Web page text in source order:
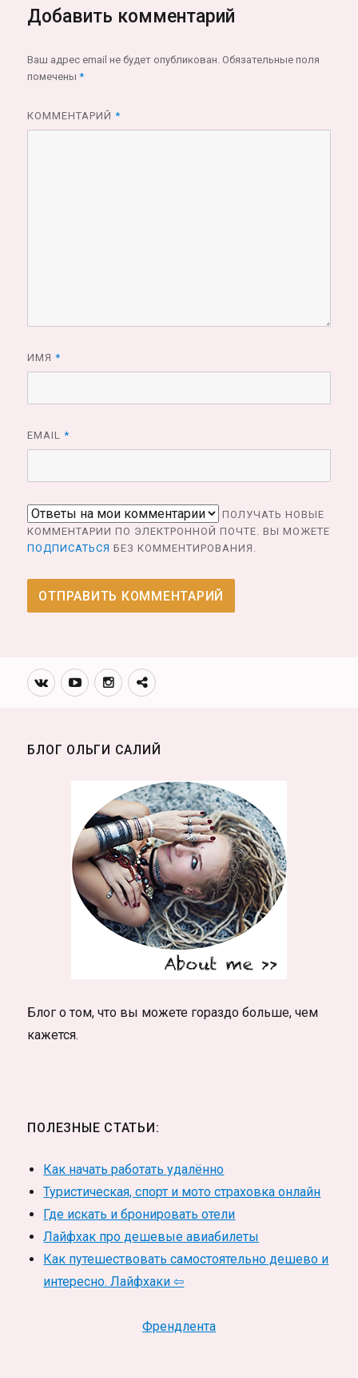
Добавить комментарий
Ваш адрес email не будет опубликован. Обязательные поля
помечены*
КОММЕНТАРИЙ*
ИМЯ*
EMAIL*
ПОЛУЧАТЬ НОВЫЕ
КОММЕНТАРИИ ПО ЭЛЕКТРОННОЙ ПОЧТЕ. ВЫ МОЖЕТЕ
ПОДПИСАТЬСЯ БЕЗ КОММЕНТИРОВАНИЯ.
Вконтакте
YoutubeИнстаграмм
Телеграм
БЛОГ ОЛЬГИ САЛИЙ
Блог о том, что вы можете гораздо больше, чем
кажется.
ПОЛЕЗНЫЕ СТАТЬИ:
Как начать работать удалённо
Туристическая, спорт и мото страховка онлайн
Где искать и бронировать отели
Лайфхак про дешевые авиабилеты
Как путешествовать самостоятельно дешево и
интересно. Лайфхаки ⇦
Френдлента